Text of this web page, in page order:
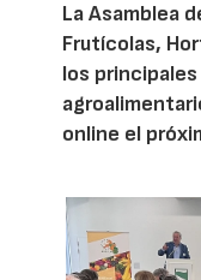
La Asamblea
Frutícolas,
los
online el